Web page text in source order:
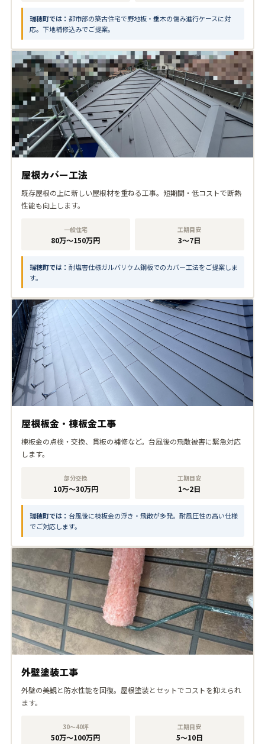
瑞穂町では： 都市部の築古住宅で野地板・垂木の傷み進行ケースに対
応。下地補修込みでご提案。
屋根カバー工法
既存屋根の上に新しい屋根材を重ねる工事。短期間・低コストで断熱
性能も向上します。
一般住宅
80万〜150万円
工期目安
3〜7日
瑞穂町では： 耐塩害仕様ガルバリウム鋼板でのカバー工法をご提案しま
す。
屋根板金・棟板金工事
棟板金の点検・交換、貫板の補修など。台風後の飛散被害に緊急対応
します。
部分交換
10万〜30万円
工期目安
1〜2日
瑞穂町では： 台風後に棟板金の浮き・飛散が多発。耐風圧性の高い仕様
でご対応します。
外壁塗装工事
外壁の美観と防水性能を回復。屋根塗装とセットでコストを抑えられ
ます。
30〜40坪
50万〜100万円
工期目安
5〜10日